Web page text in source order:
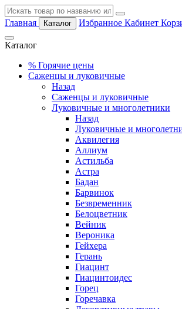
Главная Каталог Избранное Кабинет
Каталог
% Горячие цены
Саженцы и луковичные
Назад
Саженцы и луковичные
Луковичные и многолетники
Назад
Луковичные и
Аквилегия
Аллиум
Астильба
Астра
Бадан
Барвинок
Безвременник
Белоцветник
Вейник
Вероника
Гейхера
Герань
Гиацинт
Гиацинтоидес
Горец
Горечавка